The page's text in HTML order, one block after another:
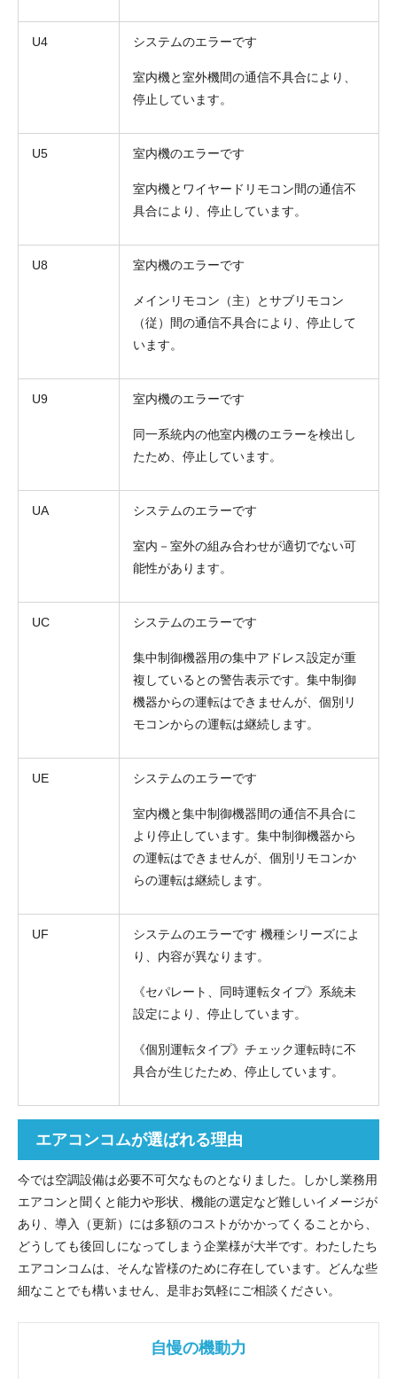
U4 システムのエラーです
室内機と室外機間の通信不具合により、
停止しています。
U5 室内機のエラーです
室内機とワイヤードリモコン間の通信不
具合により、停止しています。
U8 室内機のエラーです
メインリモコン（主）とサブリモコン
（従）間の通信不具合により、停止して
います。
U9 室内機のエラーです
同一系統内の他室内機のエラーを検出し
たため、停止しています。
UA システムのエラーです
室内－室外の組み合わせが適切でない可
能性があります。
UC システムのエラーです
集中制御機器用の集中アドレス設定が重
複しているとの警告表示です。集中制御
機器からの運転はできませんが、個別リ
モコンからの運転は継続します。
UE システムのエラーです
室内機と集中制御機器間の通信不具合に
より停止しています。集中制御機器から
の運転はできませんが、個別リモコンか
らの運転は継続します。
UF
システムのエラーです 機種シリーズによ
り、内容が異なります。
《セパレート、同時運転タイプ》系統未
設定により、停止しています。
《個別運転タイプ》チェック運転時に不
具合が生じたため、停止しています。
エアコンコムが選ばれる理由
今では空調設備は必要不可欠なものとなりました。しかし業務用
エアコンと聞くと能力や形状、機能の選定など難しいイメージが
あり、導入（更新）には多額のコストがかかってくることから、
どうしても後回しになってしまう企業様が大半です。わたしたち
エアコンコムは、そんな皆様のために存在しています。どんな些
細なことでも構いません、是非お気軽にご相談ください。
自慢の機動力